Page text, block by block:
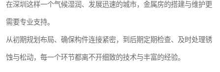
在深圳这样一个气候湿润、发展迅速的城市，金属房的搭建与维护更
需要专业支持。
从初期规划布局、确保构件连接紧密，到后期定期检查、及时处理锈
蚀与松动，每一个环节都离不开细致的技术与丰富的经验。